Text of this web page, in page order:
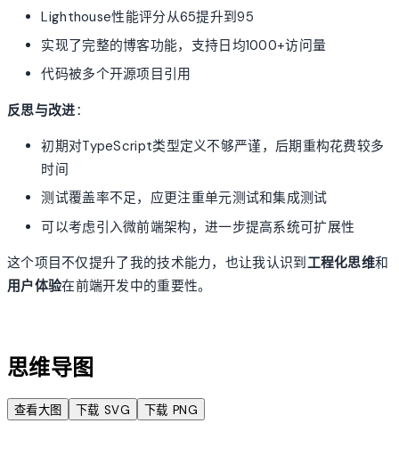
Lighthouse性能评分从65提升到95
实现了完整的博客功能，支持日均1000+访问量
代码被多个开源项目引用
反思与改进：
初期对TypeScript类型定义不够严谨，后期重构花费较多
时间
测试覆盖率不足，应更注重单元测试和集成测试
可以考虑引入微前端架构，进一步提高系统可扩展性
这个项目不仅提升了我的技术能力，也让我认识到工程化思维和
用户体验在前端开发中的重要性。
思维导图
查看大图 下载 SVG 下载 PNG